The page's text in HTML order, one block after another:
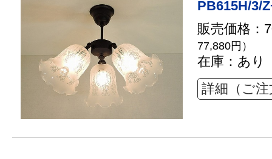
PB615H/3/
販売価格：
77,880円）
在庫：あり
詳細（ご